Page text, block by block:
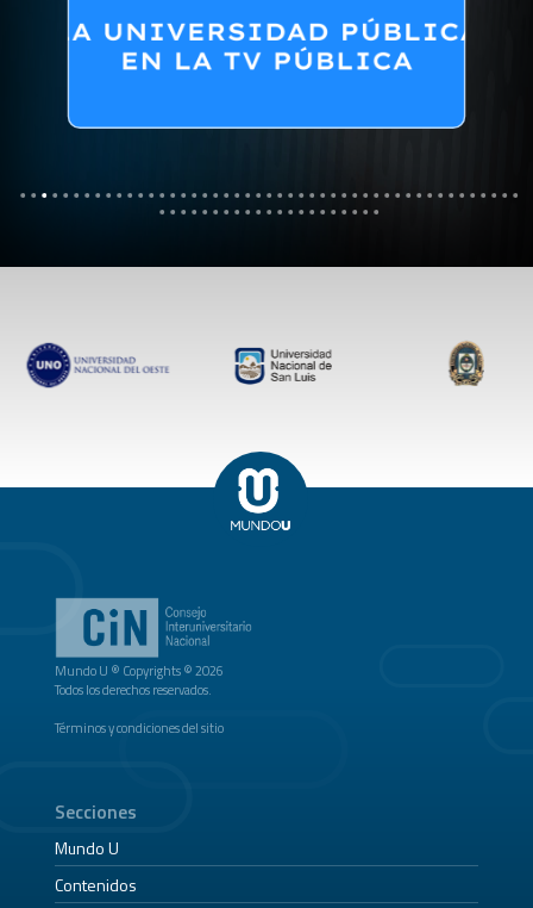
Mundo U ® Copyrights © 2026
Todos los derechos reservados.
Términos y condiciones del sitio
Secciones
Mundo U
Contenidos